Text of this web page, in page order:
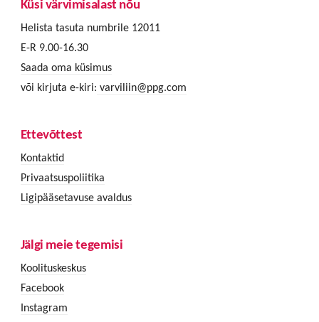
Küsi värvimisalast nõu
Helista tasuta numbrile 12011
E-R 9.00-16.30
Saada oma küsimus
või kirjuta e-kiri: varviliin@ppg.com
Ettevõttest
Kontaktid
Privaatsuspoliitika
Ligipääsetavuse avaldus
Jälgi meie tegemisi
Koolituskeskus
Facebook
Instagram